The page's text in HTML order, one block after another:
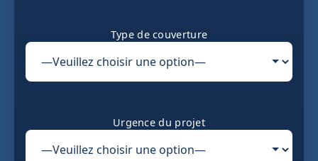
Type de couverture
Urgence du projet